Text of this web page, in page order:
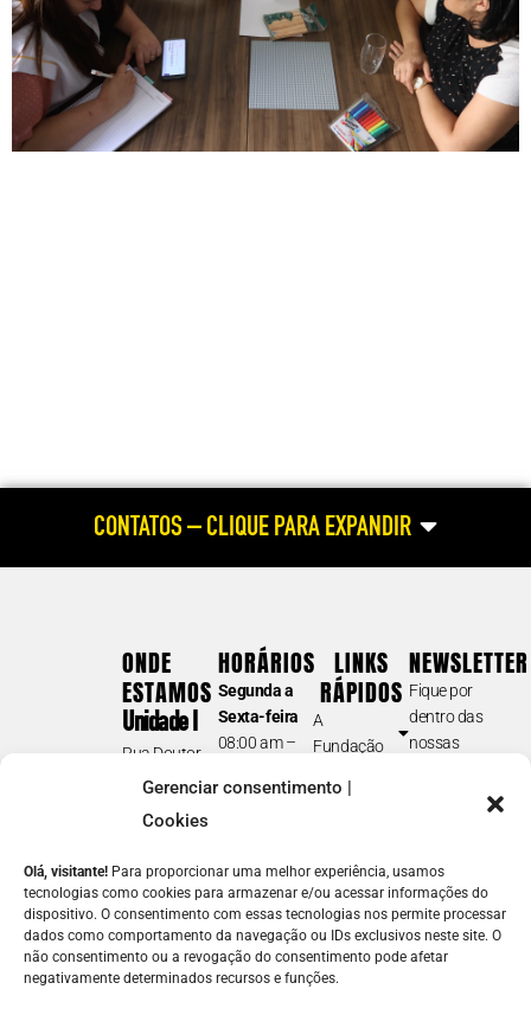
Gerenciar consentimento |
Cookies
Olá, visitante! Para proporcionar uma melhor experiência, usamos
tecnologias como cookies para armazenar e/ou acessar informações do
dispositivo. O consentimento com essas tecnologias nos permite processar
dados como comportamento da navegação ou IDs exclusivos neste site. O
não consentimento ou a revogação do consentimento pode afetar
negativamente determinados recursos e funções.
ATENDIMENTO HABILITAÇÃO E REABILITAÇÃO
com deficiência visual)
Tel.: (11) 5087-0999(opção 2)
atendimento@fundacaodorina.org.br
(acervo /catálogo; formatos dos materiais disponíveis para
empréstimo; devolução e prazos; guia de navegação e inscrição;
(11) 5087-0990
biblioteca@fundacaodorina.org.br
REDE DE LEITURA INCLUSIVA
CONTATOS – CLIQUE PARA EXPANDIR
ONDE
ESTAMOS
Unidade I
Rua Doutor
Diogo de
Vila
SP
Unidade II
Rua Estado
de Israel, 289
HORÁRIOS
Segunda a
Sexta-feira
08:00 am –
Sábados e
LINKS
RÁPIDOS
A
Fundação
Acessibilidade
Notícias
Junte-se a
Nós
Contato
Como
NEWSLETTER
Fique por
dentro das
nossas
acontecimentos.
mail
Nome